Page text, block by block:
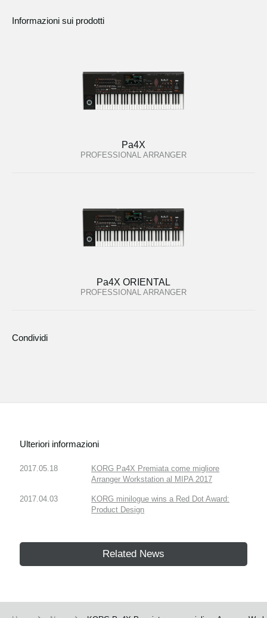
Informazioni sui prodotti
Pa4X
PROFESSIONAL ARRANGER
Pa4X ORIENTAL
PROFESSIONAL ARRANGER
Condividi
Ulteriori informazioni
2017.05.18
KORG Pa4X Premiata come migliore
Arranger Workstation al MIPA 2017
2017.04.03
KORG minilogue wins a Red Dot Award:
Product Design
Related News